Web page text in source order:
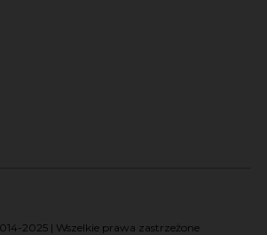
2025 | Wszelkie prawa zastrzeżone